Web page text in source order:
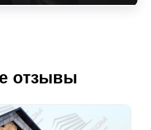
отзывы